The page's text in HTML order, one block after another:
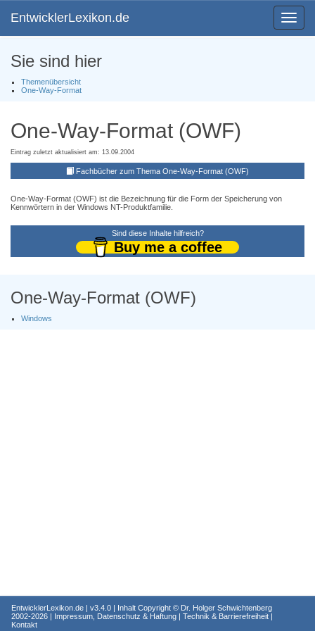
Toggle
EntwicklerLexikon.de
Sie sind hier
Themenübersicht
One-Way-Format
One-Way-Format (OWF)
Eintrag zuletzt aktualisiert am: 13.09.2004
Fachbücher zum Thema One-Way-Format (OWF)
One-Way-Format (OWF) ist die Bezeichnung für die Form der Speicherung von
Kennwörtern in der Windows NT-Produktfamilie.
Sind diese Inhalte hilfreich?
Buy me a coffee
One-Way-Format (OWF)
Windows
EntwicklerLexikon.de | v3.4.0 | Inhalt Copyright © Dr. Holger Schwichtenberg
2002-2026 | Impressum, Datenschutz & Haftung | Technik & Barrierefreiheit |
Kontakt